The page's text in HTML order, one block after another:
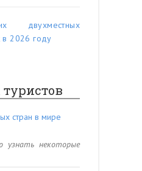
в 2026 году
стран в мире
узнать некоторые